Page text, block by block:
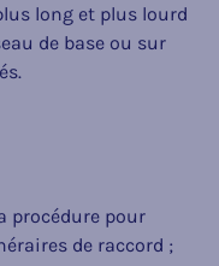
long et plus lourd
de base ou sur
procédure pour
de raccord ;